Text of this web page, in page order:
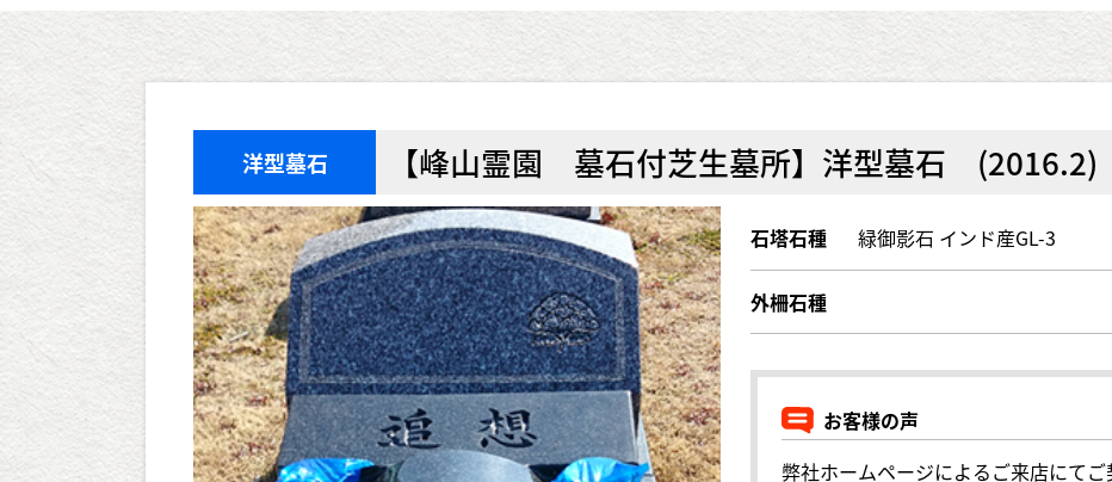
洋型墓石 【峰山霊園 墓石付芝生墓所】洋型墓石
石塔石種 緑御影石 インド産GL-3
外柵石種
お客様の声
弊社ホームページによるご来店にてご